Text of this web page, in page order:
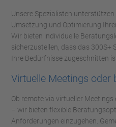
Unsere Spezialisten unterstützen
Umsetzung und Optimierung
Wir bieten individuelle
sicherzustellen, dass das 300S+
Ihre Bedürfnisse zugeschnitten
Virtuelle Meetings oder
Ob remote via virtueller
– wir bieten flexible
Anforderungen einzugehen.